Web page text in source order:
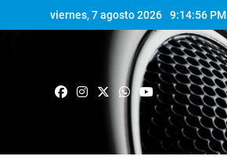
viernes, 7 agosto 2026 9:14:57 PM